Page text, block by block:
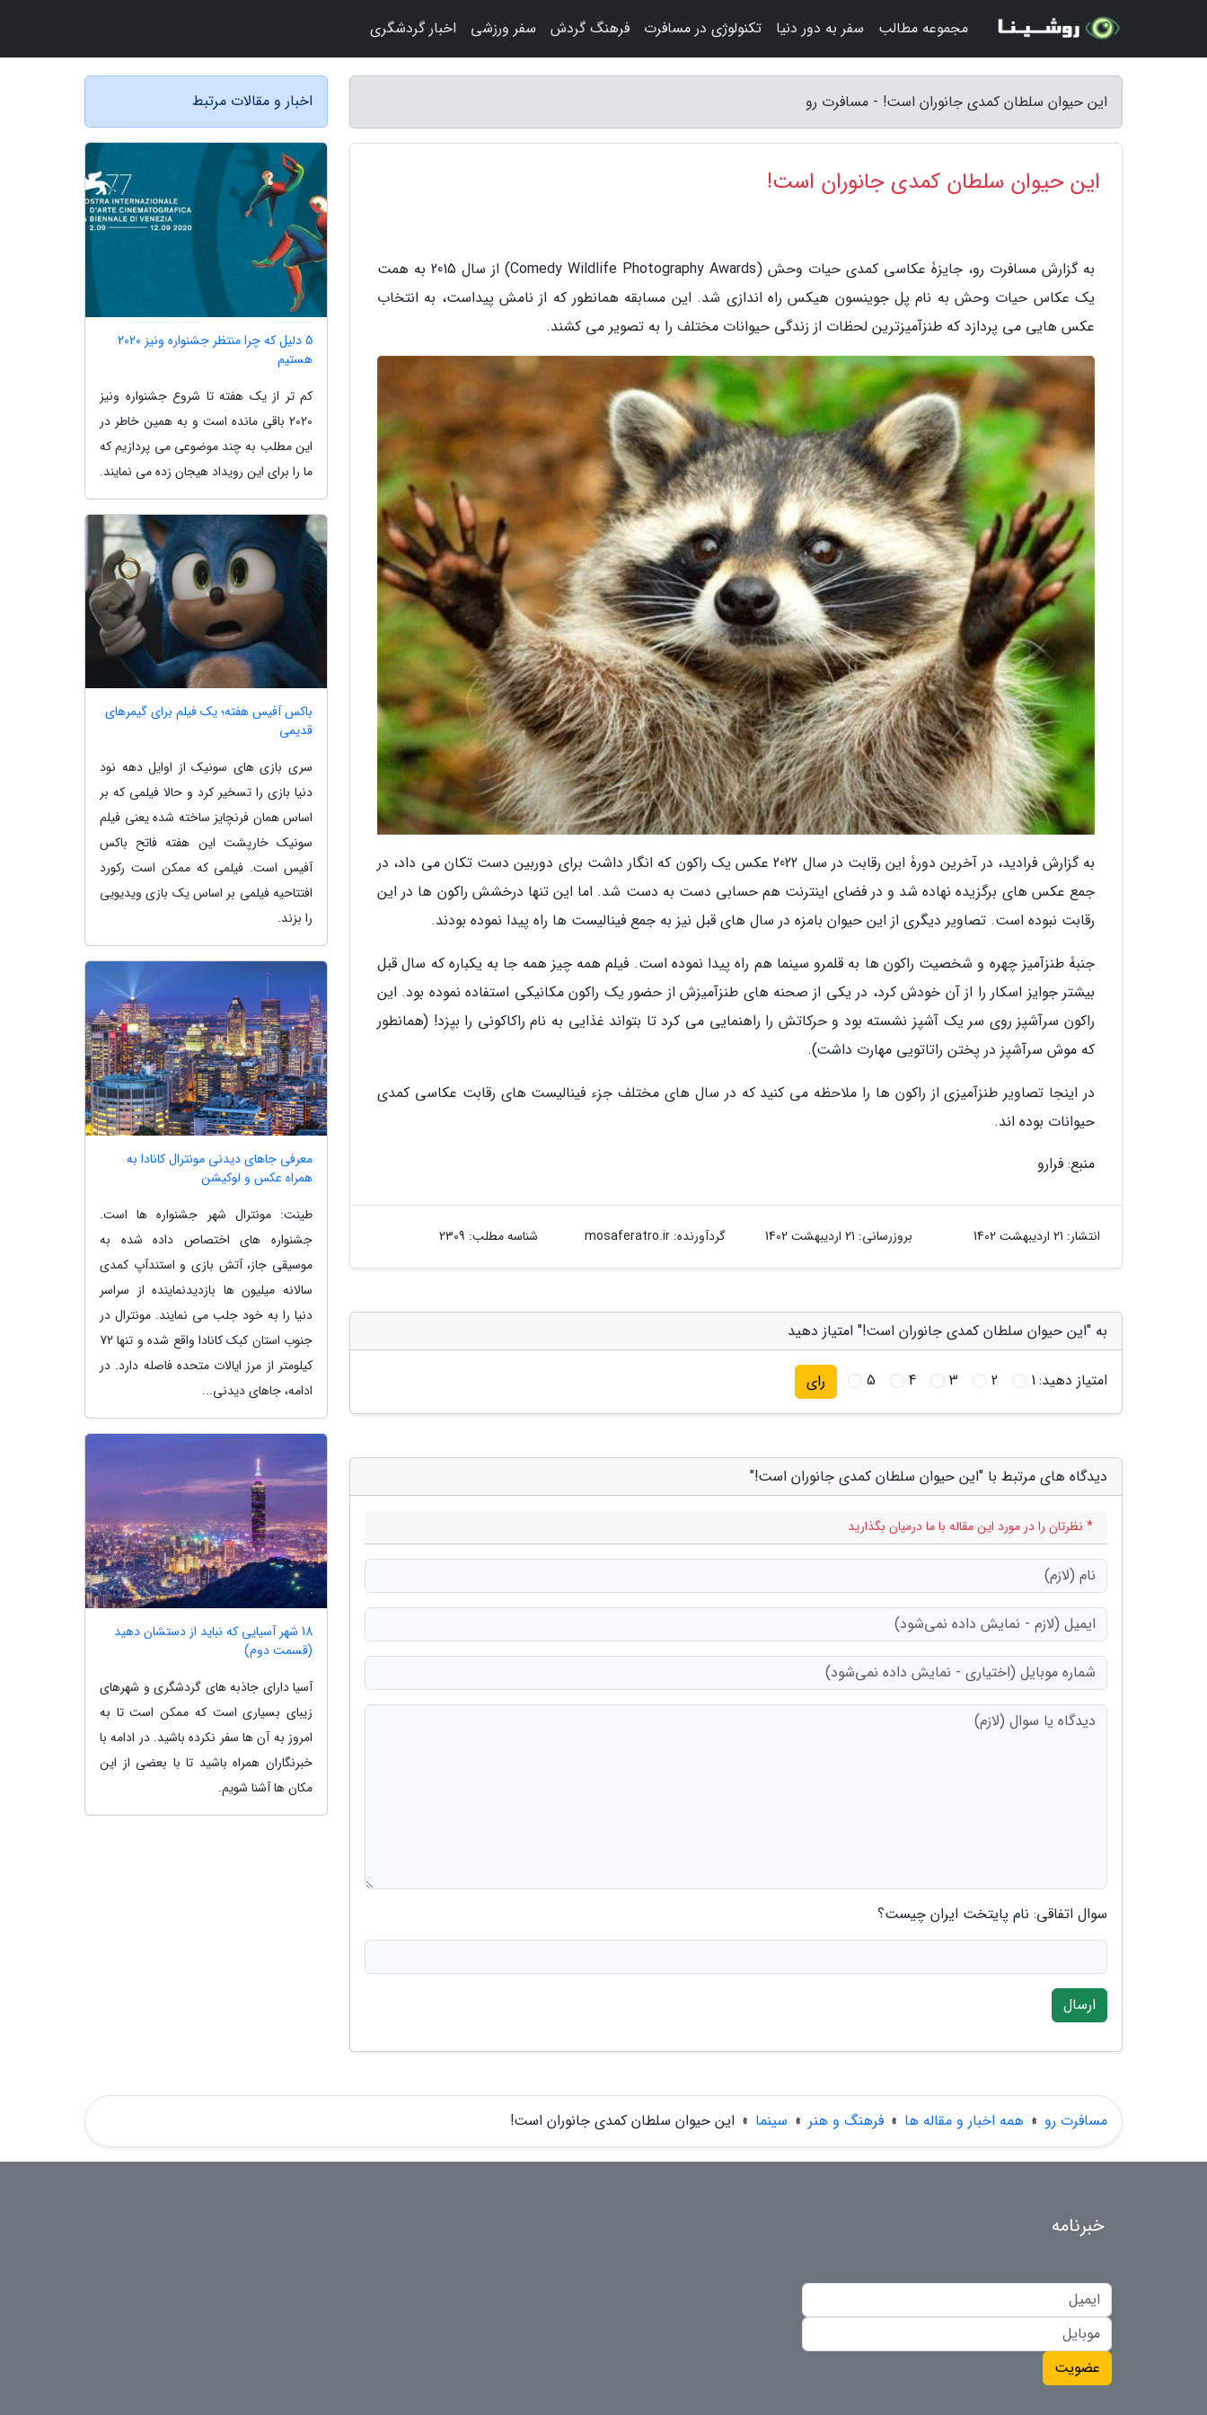
این حیوان سلطان کمدی جانوران است! - مسافرت رو
این حیوان سلطان کمدی جانوران است!
به گزارش مسافرت رو، جایزۀ عکاسی کمدی حیات وحش (Comedy Wildlife Photography Awards) از سال 2015 به همت
یک عکاس حیات وحش به نام پل جوینسون هیکس راه اندازی شد. این مسابقه همانطور که از نامش پیداست، به انتخاب
عکس هایی می پردازد که طنزآمیزترین لحظات از زندگی حیوانات مختلف را به تصویر می کشند.
به گزارش فرادید، در آخرین دورۀ این رقابت در سال 2022 عکس یک راکون که انگار داشت برای دوربین دست تکان می داد، در
جمع عکس های برگزیده نهاده شد و در فضای اینترنت هم حسابی دست به دست شد. اما این تنها درخشش راکون ها در این
رقابت نبوده است. تصاویر دیگری از این حیوان بامزه در سال های قبل نیز به جمع فینالیست ها راه پیدا نموده بودند.
جنبۀ طنزآمیز چهره و شخصیت راکون ها به قلمرو سینما هم راه پیدا نموده است. فیلم همه چیز همه جا به یکباره که سال قبل
بیشتر جوایز اسکار را از آن خودش کرد، در یکی از صحنه های طنزآمیزش از حضور یک راکون مکانیکی استفاده نموده بود. این
راکون سرآشپز روی سر یک آشپز نشسته بود و حرکاتش را راهنمایی می کرد تا بتواند غذایی به نام راکاکونی را بپزد! (همانطور
که موش سرآشپز در پختن راتاتویی مهارت داشت).
در اینجا تصاویر طنزآمیزی از راکون ها را ملاحظه می کنید که در سال های مختلف جزء فینالیست های رقابت عکاسی کمدی
حیوانات بوده اند.
منبع: فرارو
انتشار: 21 اردیبهشت 1402 بروزرسانی: 21 اردیبهشت 1402 گردآورنده:mosaferatro.ir شناسه مطلب: 2309
به "این حیوان سلطان کمدی جانوران است!" امتیاز دهید
امتیاز دهید:1
2
3
4
5 رای
دیدگاه های مرتبط با "این حیوان سلطان کمدی جانوران است!"
* نظرتان را در مورد این مقاله با ما درمیان بگذارید
سوال اتفاقی: نام پایتخت ایران چیست؟
ارسال
اخبار و مقالات مرتبط
5 دلیل که چرا منتظر جشنواره ونیز 2020
هستیم
کم تر از یک هفته تا شروع جشنواره ونیز
2020 باقی مانده است و به همین خاطر در
این مطلب به چند موضوعی می پردازیم که
ما را برای این رویداد هیجان زده می نمایند.
باکس آفیس هفته؛ یک فیلم برای گیمرهای
قدیمی
سری بازی های سونیک از اوایل دهه نود
دنیا بازی را تسخیر کرد و حالا فیلمی که بر
اساس همان فرنچایز ساخته شده یعنی فیلم
سونیک خارپشت این هفته فاتح باکس
آفیس است. فیلمی که ممکن است رکورد
افتتاحیه فیلمی بر اساس یک بازی ویدیویی
را بزند.
معرفی جاهای دیدنی مونترال کانادا به
همراه عکس و لوکیشن
طینت: مونترال شهر جشنواره ها است.
جشنواره های اختصاص داده شده به
موسیقی جاز، آتش بازی و استندآپ کمدی
سالانه میلیون ها بازدیدنماینده از سراسر
دنیا را به خود جلب می نمایند. مونترال در
جنوب استان کبک کانادا واقع شده و تنها 72
کیلومتر از مرز ایالات متحده فاصله دارد. در
ادامه، جاهای دیدنی...
18 شهر آسیایی که نباید از دستشان دهید
(قسمت دوم)
آسیا دارای جاذبه های گردشگری و شهرهای
زیبای بسیاری است که ممکن است تا به
امروز به آن ها سفر نکرده باشید. در ادامه با
خبرنگاران همراه باشید تا با بعضی از این
مکان ها آشنا شویم.
مسافرت رو » همه اخبار و مقاله ها » فرهنگ و هنر » سینما » این حیوان سلطان کمدی جانوران است!
مجموعه مطالب سفر به دور دنیا تکنولوژی در مسافرت فرهنگ گردش سفر ورزشی اخبار گردشگری
خبرنامه
عضویت